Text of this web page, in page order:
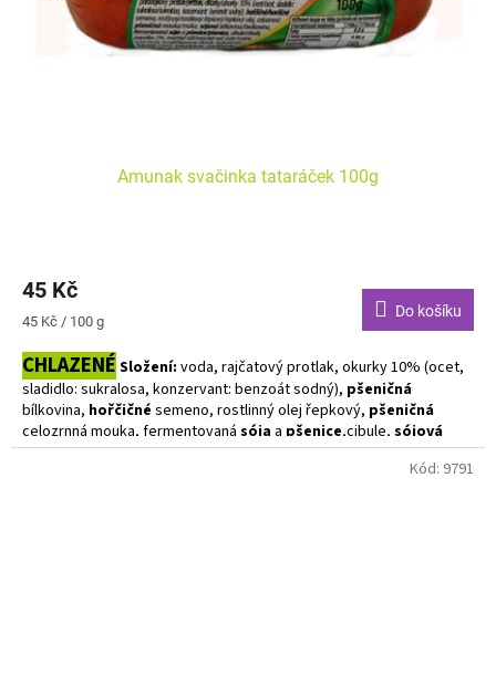
Amunak svačinka tataráček 100g
45 Kč
Měrná
45 Kč / 100 g
Do košíku
CHLAZENÉ Složení: voda, rajčatový protlak, okurky 10% (ocet,
sladidlo: sukralosa, konzervant: benzoát sodný), pšeničná
bílkovina, hořčičné semeno, rostlinný olej řepkový, pšeničná
celozrnná mouka, fermentovaná sója a pšenice,cibule, sójová
bílkovina, cibule, paprika 2%, mořská sůl, cukr, ocet, modifikovaný
zahušťovadlo guma Euchema, guma
Kód: 9791